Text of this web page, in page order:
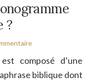
?
composé d’une
biblique dont